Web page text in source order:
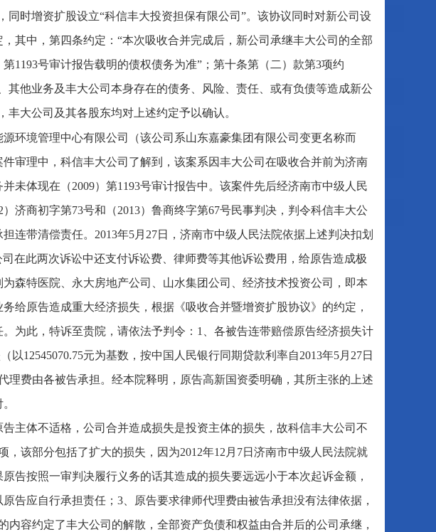
时增资扩股设立“科信丰大投资担保有限公司”。该协议同时对新公司设
其中，第四条约定：“本次吸收合并完成后，新公司承继丰大公司的全部
1193号审计报告载明的债权债务为准”；第十条第（二）款第3项约
其他业务及丰大公司本身存在的债务、风险、责任、或有负债等造成新公
大公司及其各股东均对上述约定予以确认。
环境管理中心有限公司（该公司系山东嘉豪集团有限公司变更名称而
审理中，科信丰大公司了解到，该案系因丰大公司在吸收合并前为济南
未体现在（2009）第1193号审计报告中。该案件先后经济南市中级人民
济商初字第73号和（2013）鲁商终字第67号民事判决，判令科信丰大公
连带清偿责任。2013年5月27日，济南市中级人民法院依据上述判决扣划
在此两次诉讼中还支付诉讼费、律师费等其他诉讼费用，给原告造成极
森特医院、永大房地产公司、山水集团公司、经济技术投资公司，即本
给原告造成重大经济损失，根据《吸收合并暨增资扩股协议》的约定，
为此，特诉至贵院，请依法予判令：1、各被告连带赔偿原告经济损失计
以12545070.75元为基数，按中国人民银行同期贷款利率自2013年5月27日
理费由各被告承担。经本院释明，原告高新国资委明确，其所主张的上述
主体不适格，公司合并造成损失是投资主体的损失，故科信丰大公司不
，该部分包括了扩大的损失，因为2012年12月7日济南市中级人民法院就
告按照一审判决履行义务的话其造成的损失要远远小于本次起诉金额，
告应自行承担责任；3、原告要求律师代理费由被告承担没有法律依据，
容约定了丰大公司的解散，全部资产负债和权益由合并后的公司承继，